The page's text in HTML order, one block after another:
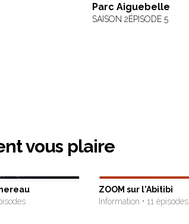
Parc Aiguebelle
SAISON 2ÉPISODE 5
vous plaire
ZOOM sur l'Abitibi
Information • 11 épisodes